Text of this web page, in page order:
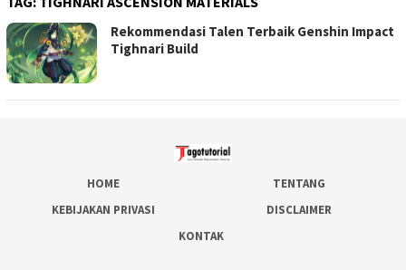
Rekommendasi Talen Terbaik Genshin Impact
Tighnari Build
HOME
TENTANG
KEBIJAKAN PRIVASI
DISCLAIMER
KONTAK